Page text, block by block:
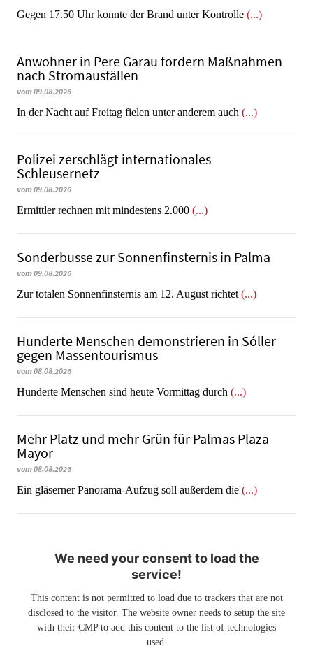
Gegen 17.50 Uhr konnte der Brand unter Kontrolle (...)
Anwohner in Pere Garau fordern Maßnahmen
nach Stromausfällen
vom 09.08.2026
In der Nacht auf Freitag fielen unter anderem auch (...)
Polizei zerschlägt internationales
Schleusernetz
vom 09.08.2026
Ermittler rechnen mit mindestens 2.000 (...)
Sonderbusse zur Sonnenfinsternis in Palma
vom 09.08.2026
Zur totalen Sonnenfinsternis am 12. August richtet (...)
Hunderte Menschen demonstrieren in Sóller
gegen Massentourismus
vom 08.08.2026
Hunderte Menschen sind heute Vormittag durch (...)
Mehr Platz und mehr Grün für Palmas Plaza
Mayor
vom 08.08.2026
Ein gläserner Panorama-Aufzug soll außerdem die (...)
We need your consent to load the
service!
This content is not permitted to load due to trackers that are not
disclosed to the visitor. The website owner needs to setup the site
with their CMP to add this content to the list of technologies
used.